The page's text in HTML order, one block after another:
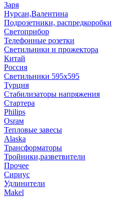
Заря
Нурсан,Валентина
Подрозетники, распредкоробки
Светоприбор
Телефонные розетки
Светильники и прожектора
Китай
Россия
Светильники 595х595
Турция
Стабилизаторы напряжения
Стартера
Philips
Оsrам
Тепловые завесы
Alaska
Трансформаторы
Тройники,разветвители
Прочее
Сириус
Удлинители
Makel